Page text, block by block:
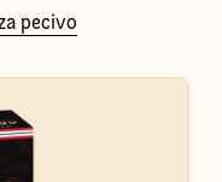
pecivo